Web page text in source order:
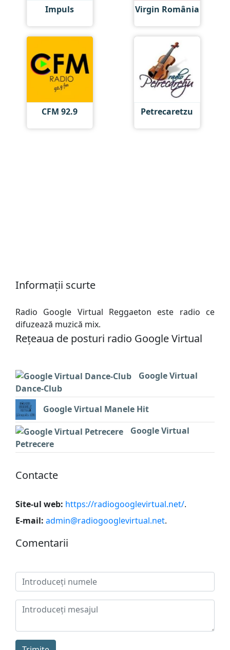
Impuls Virgin România
CFM 92.9 Petrecaretzu
Informații scurte
Radio Google Virtual Reggaeton este radio ce
difuzează muzică mix.
Rețeaua de posturi radio Google Virtual
Google Virtual
Dance-Club
Google Virtual Manele Hit
Google Virtual
Petrecere
Сontacte
Site-ul web: https://radiogooglevirtual.net/.
E-mail: admin@radiogooglevirtual.net.
Сomentarii